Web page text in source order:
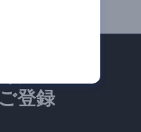
メー
登録